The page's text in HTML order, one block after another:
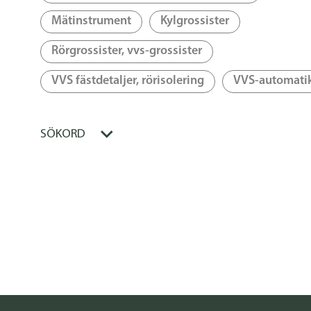
Mätinstrument Kylgrossister
Rörgrossister, vvs-grossister
VVS fästdetaljer, rörisolering VVS-
SÖKORD